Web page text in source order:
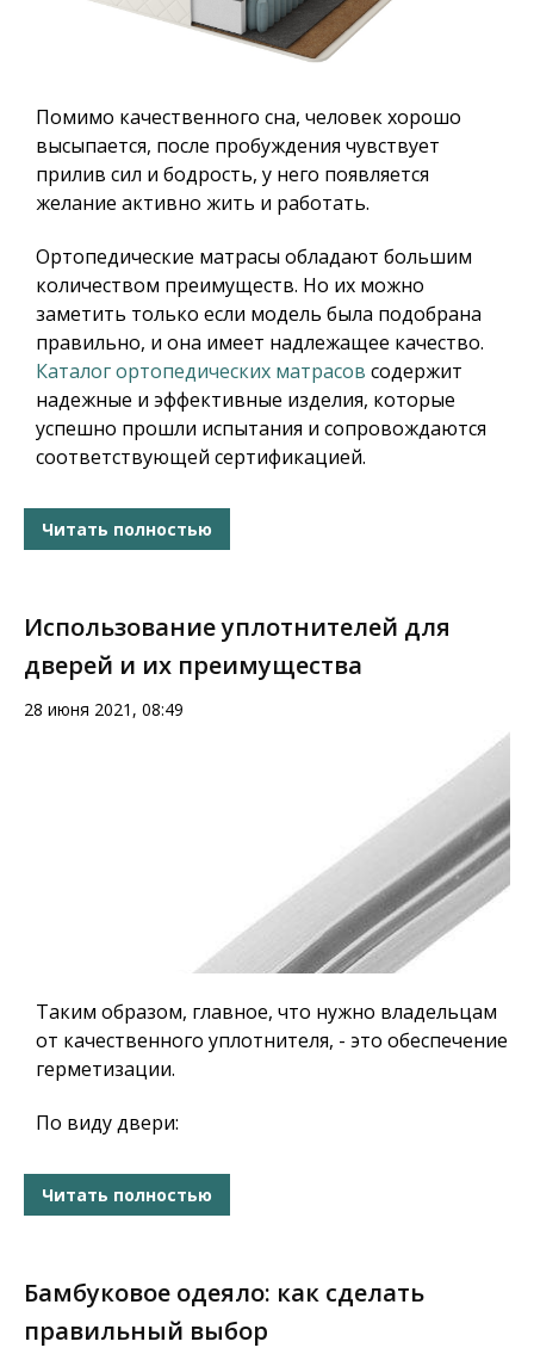
Помимо качественного сна, человек хорошо
высыпается, после пробуждения чувствует
прилив сил и бодрость, у него появляется
желание активно жить и работать.
Ортопедические матрасы обладают большим
количеством преимуществ. Но их можно
заметить только если модель была подобрана
правильно, и она имеет надлежащее качество.
Каталог ортопедических матрасов содержит
надежные и эффективные изделия, которые
успешно прошли испытания и сопровождаются
соответствующей сертификацией.
Читать полностью
Использование уплотнителей для
дверей и их преимущества
28 июня 2021, 08:49
Таким образом, главное, что нужно владельцам
от качественного уплотнителя, - это обеспечение
герметизации.
По виду двери:
Читать полностью
Бамбуковое одеяло: как сделать
правильный выбор